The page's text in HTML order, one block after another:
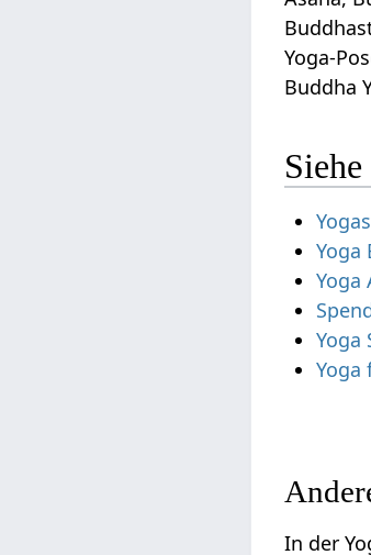
Yoga-
Buddha
Yoga
Yoga
Yoga
Yoga
In der